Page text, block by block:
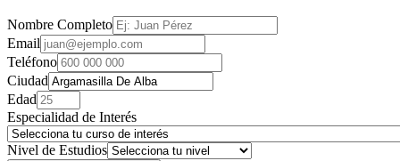
Nombre Completo
Email
Teléfono
Ciudad
Edad
Especialidad de Interés
Nivel de Estudios